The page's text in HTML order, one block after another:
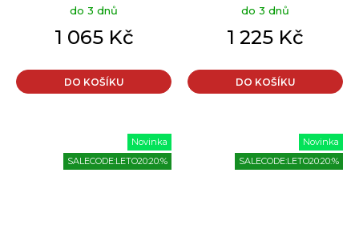
do 3 dnů
1 065 Kč
DO KOŠÍKU
do 3 dnů
1 225 Kč
DO KOŠÍKU
Novinka
SALECODE:LETO20:20:%
Novinka
SALECODE:LETO20:20:%